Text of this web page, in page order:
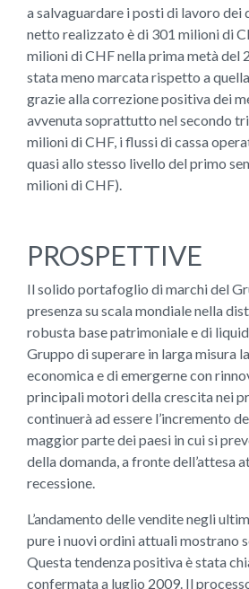
a salvaguardare i posti di lavoro dei
netto realizzato è di 301 milioni di
milioni di CHF nella prima metà del
stata meno marcata rispetto a
grazie alla correzione positiva dei
avvenuta soprattutto nel secondo
milioni di CHF, i flussi di cassa
quasi allo stesso livello del primo
milioni di CHF).
PROSPETTIVE
Il solido portafoglio di marchi del
presenza su scala mondiale nella
robusta base patrimoniale e di
Gruppo di superare in larga misura
economica e di emergerne con
principali motori della crescita nei
continuerà ad essere l’incremento
maggior parte dei paesi in cui si
della domanda, a fronte dell’attesa
recessione.
L’andamento delle vendite negli
pure i nuovi ordini attuali mostrano
Questa tendenza positiva è stata
confermata a luglio 2009. Il